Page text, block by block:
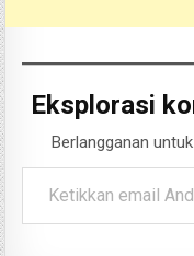
Eksplorasi
Berlangganan
Ketikkan email Anda...